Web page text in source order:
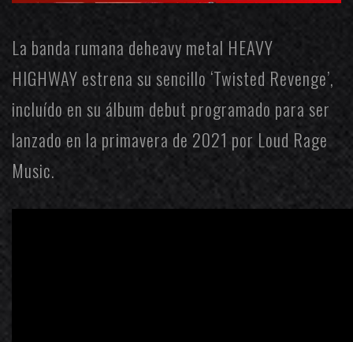
La banda rumana deheavy metal HEAVY
HIGHWAY estrena su sencillo ‘Twisted Revenge’,
incluído en su álbum debut programado para ser
lanzado en la primavera de 2021 por Loud Rage
Music.